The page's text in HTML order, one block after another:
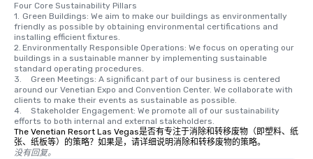
Four Core Sustainability Pillars
1.	Green Buildings: We aim to make our buildings as environmentally
friendly as possible by obtaining environmental certifications and
installing efficient fixtures.
2.	Environmentally Responsible Operations: We focus on operating our
buildings in a sustainable manner by implementing sustainable
standard operating procedures.
3.	Green Meetings: A significant part of our business is centered
around our Venetian Expo and Convention Center. We collaborate with
clients to make their events as sustainable as possible.
4.	Stakeholder Engagement: We promote all of our sustainability
efforts to both internal and external stakeholders.
The Venetian Resort Las Vegas是否有专注于消除和转移废物（即塑料、纸
张、纸板等）的策略？如果是，请详细说明消除和转移废物的策略。
没有回复。